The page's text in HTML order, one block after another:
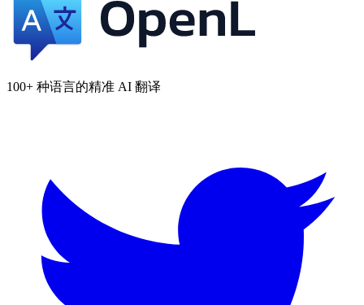
100+ 种语言的精准 AI 翻译